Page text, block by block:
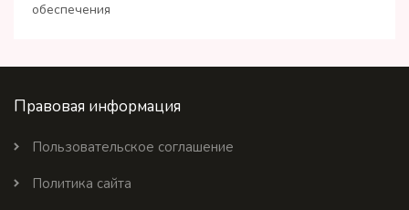
обеспечения
Правовая информация
Пользовательское соглашение
Политика сайта